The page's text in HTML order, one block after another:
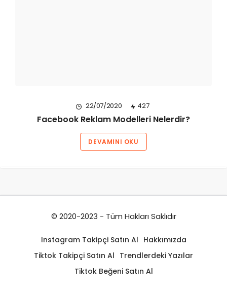
22/07/2020 427
Facebook Reklam Modelleri Nelerdir?
DEVAMINI OKU
© 2020-2023 - Tüm Hakları Saklıdır
Instagram Takipçi Satın Al Hakkımızda
Tiktok Takipçi Satın Al Trendlerdeki Yazılar
Tiktok Beğeni Satın Al